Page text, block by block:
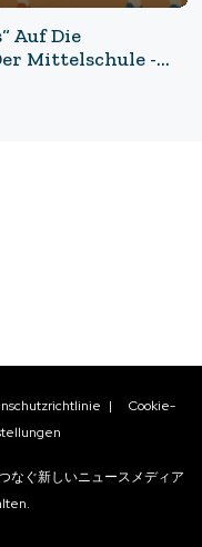
Auf Die
Mittelschule -
Es Schaffen“ Ist
Zwischen
| Cookie-
なぐ新しいニュースメディア